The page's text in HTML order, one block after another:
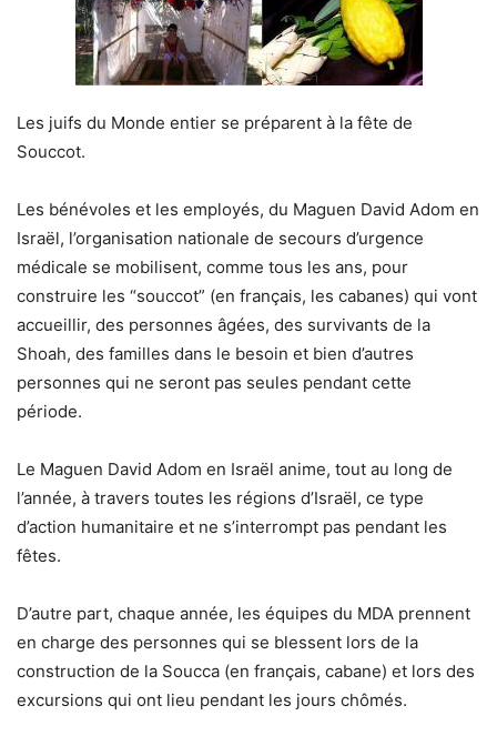
Les juifs du Monde entier se préparent à la fête de
Souccot.
Les bénévoles et les employés, du Maguen David Adom en
Israël, l’organisation nationale de secours d’urgence
médicale se mobilisent, comme tous les ans, pour
construire les “souccot” (en français, les cabanes) qui vont
accueillir, des personnes âgées, des survivants de la
Shoah, des familles dans le besoin et bien d’autres
personnes qui ne seront pas seules pendant cette
période.
Le Maguen David Adom en Israël anime, tout au long de
l’année, à travers toutes les régions d’Israël, ce type
d’action humanitaire et ne s’interrompt pas pendant les
fêtes.
D’autre part, chaque année, les équipes du MDA prennent
en charge des personnes qui se blessent lors de la
construction de la Soucca (en français, cabane) et lors des
excursions qui ont lieu pendant les jours chômés.